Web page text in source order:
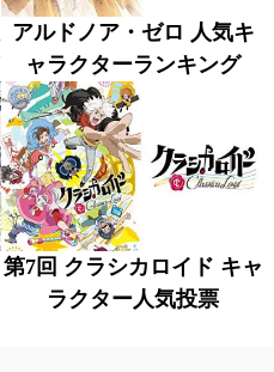
アルドノア・ゼロ 人気キ
ャラクターランキング
第7回 クラシカロイド キャ
ラクター人気投票